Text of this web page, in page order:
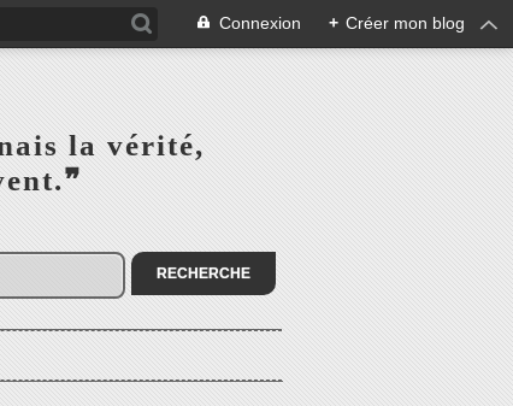
Connexion + Créer mon blog
la vérité,‎